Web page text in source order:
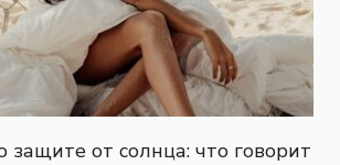
от солнца: что говорит